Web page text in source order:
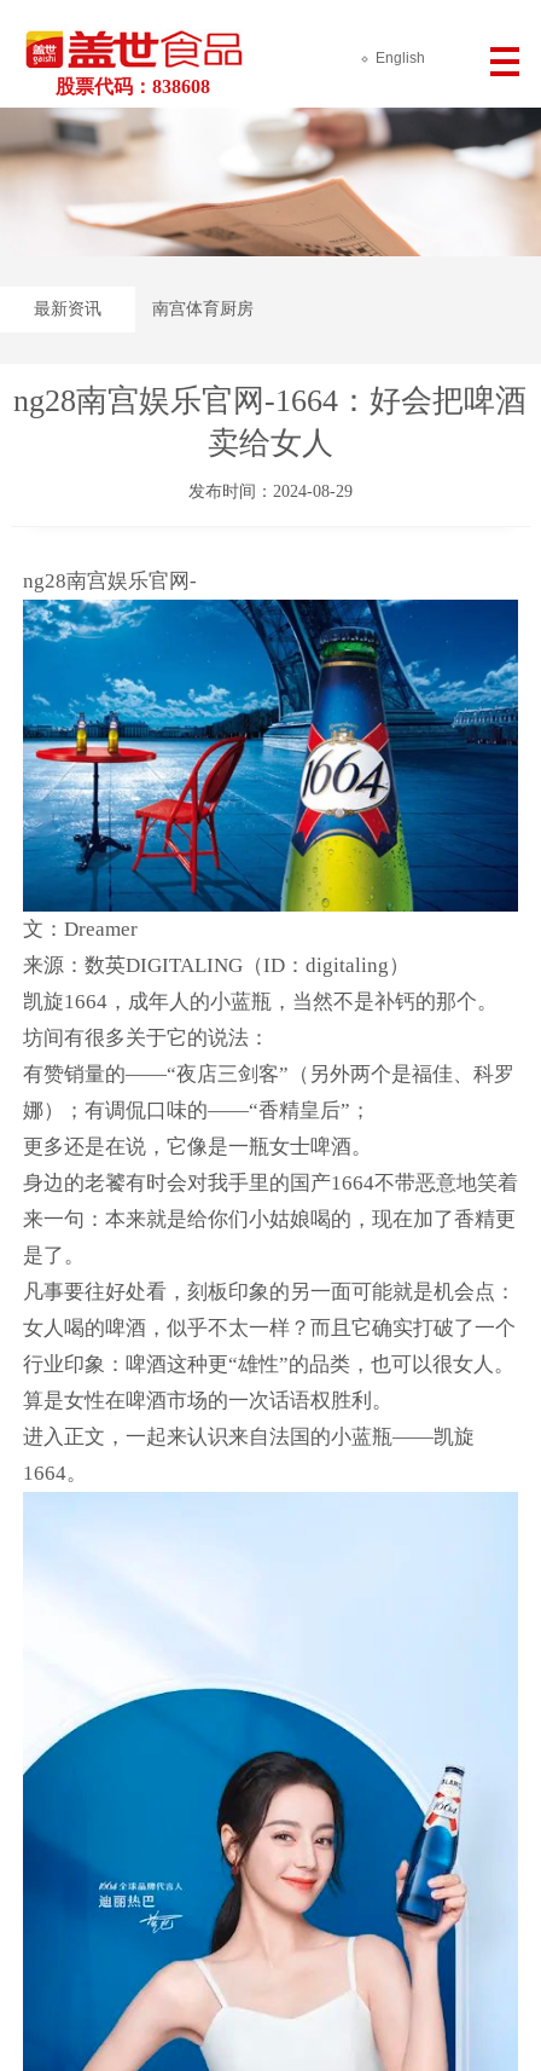
股票代码：838608
English
最新资讯 南宫体育厨房
ng28南宫娱乐官网-1664：好会把啤酒
卖给女人
发布时间：2024-08-29
ng28南宫娱乐官网-
文：Dreamer
来源：数英DIGITALING（ID：digitaling）
凯旋1664，成年人的小蓝瓶，当然不是补钙的那个。
坊间有很多关于它的说法：
有赞销量的——“夜店三剑客”（另外两个是福佳、科罗
娜）；有调侃口味的——“香精皇后”；
更多还是在说，它像是一瓶女士啤酒。
身边的老饕有时会对我手里的国产1664不带恶意地笑着
来一句：本来就是给你们小姑娘喝的，现在加了香精更
是了。
凡事要往好处看，刻板印象的另一面可能就是机会点：
女人喝的啤酒，似乎不太一样？而且它确实打破了一个
行业印象：啤酒这种更“雄性”的品类，也可以很女人。
算是女性在啤酒市场的一次话语权胜利。
进入正文，一起来认识来自法国的小蓝瓶——凯旋
1664。